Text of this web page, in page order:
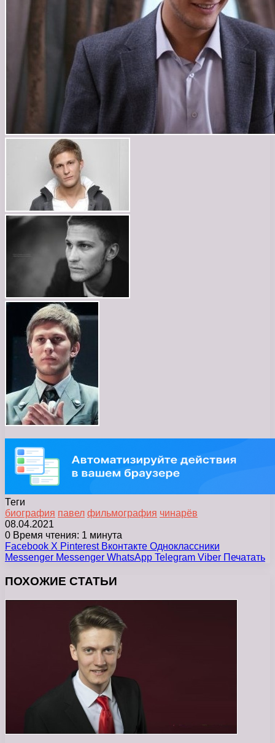
Теги
биография павел фильмография чинарёв
08.04.2021
0 Время чтения: 1 минута
Facebook X Pinterest Вконтакте Одноклассники
Messenger Messenger WhatsApp Telegram Viber Печатать
ПОХОЖИЕ СТАТЬИ